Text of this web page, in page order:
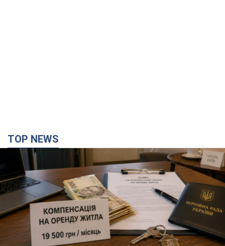
TOP NEWS